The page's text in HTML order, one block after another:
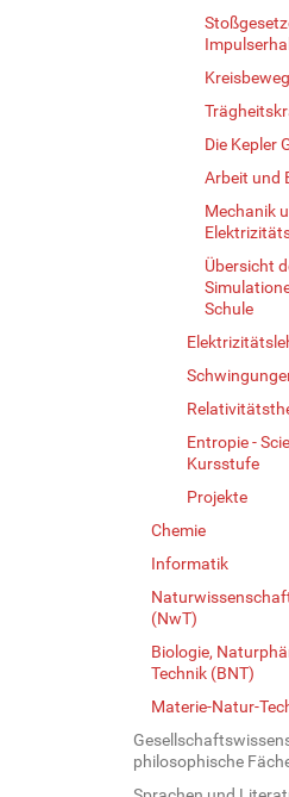
Die Kepler
Arbeit und
Mechanik
Übersicht
Schule
Entropie -
Kursstufe
Projekte
Chemie
Informatik
(NwT)
Biologie,
Technik (BNT)
Materie-Natur-
philosophische